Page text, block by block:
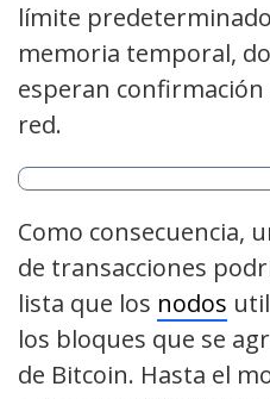
límite
memoria temporal,
esperan confirmación
red.
Como consecuencia,
de transacciones
lista que los nodos
los bloques que se
de Bitcoin. Hasta el